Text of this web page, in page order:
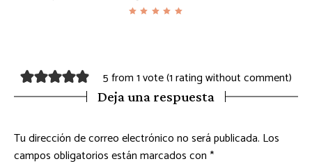
5 from 1 vote (1 rating without comment)
Deja una respuesta
Tu dirección de correo electrónico no será publicada. Los
campos obligatorios están marcados con*